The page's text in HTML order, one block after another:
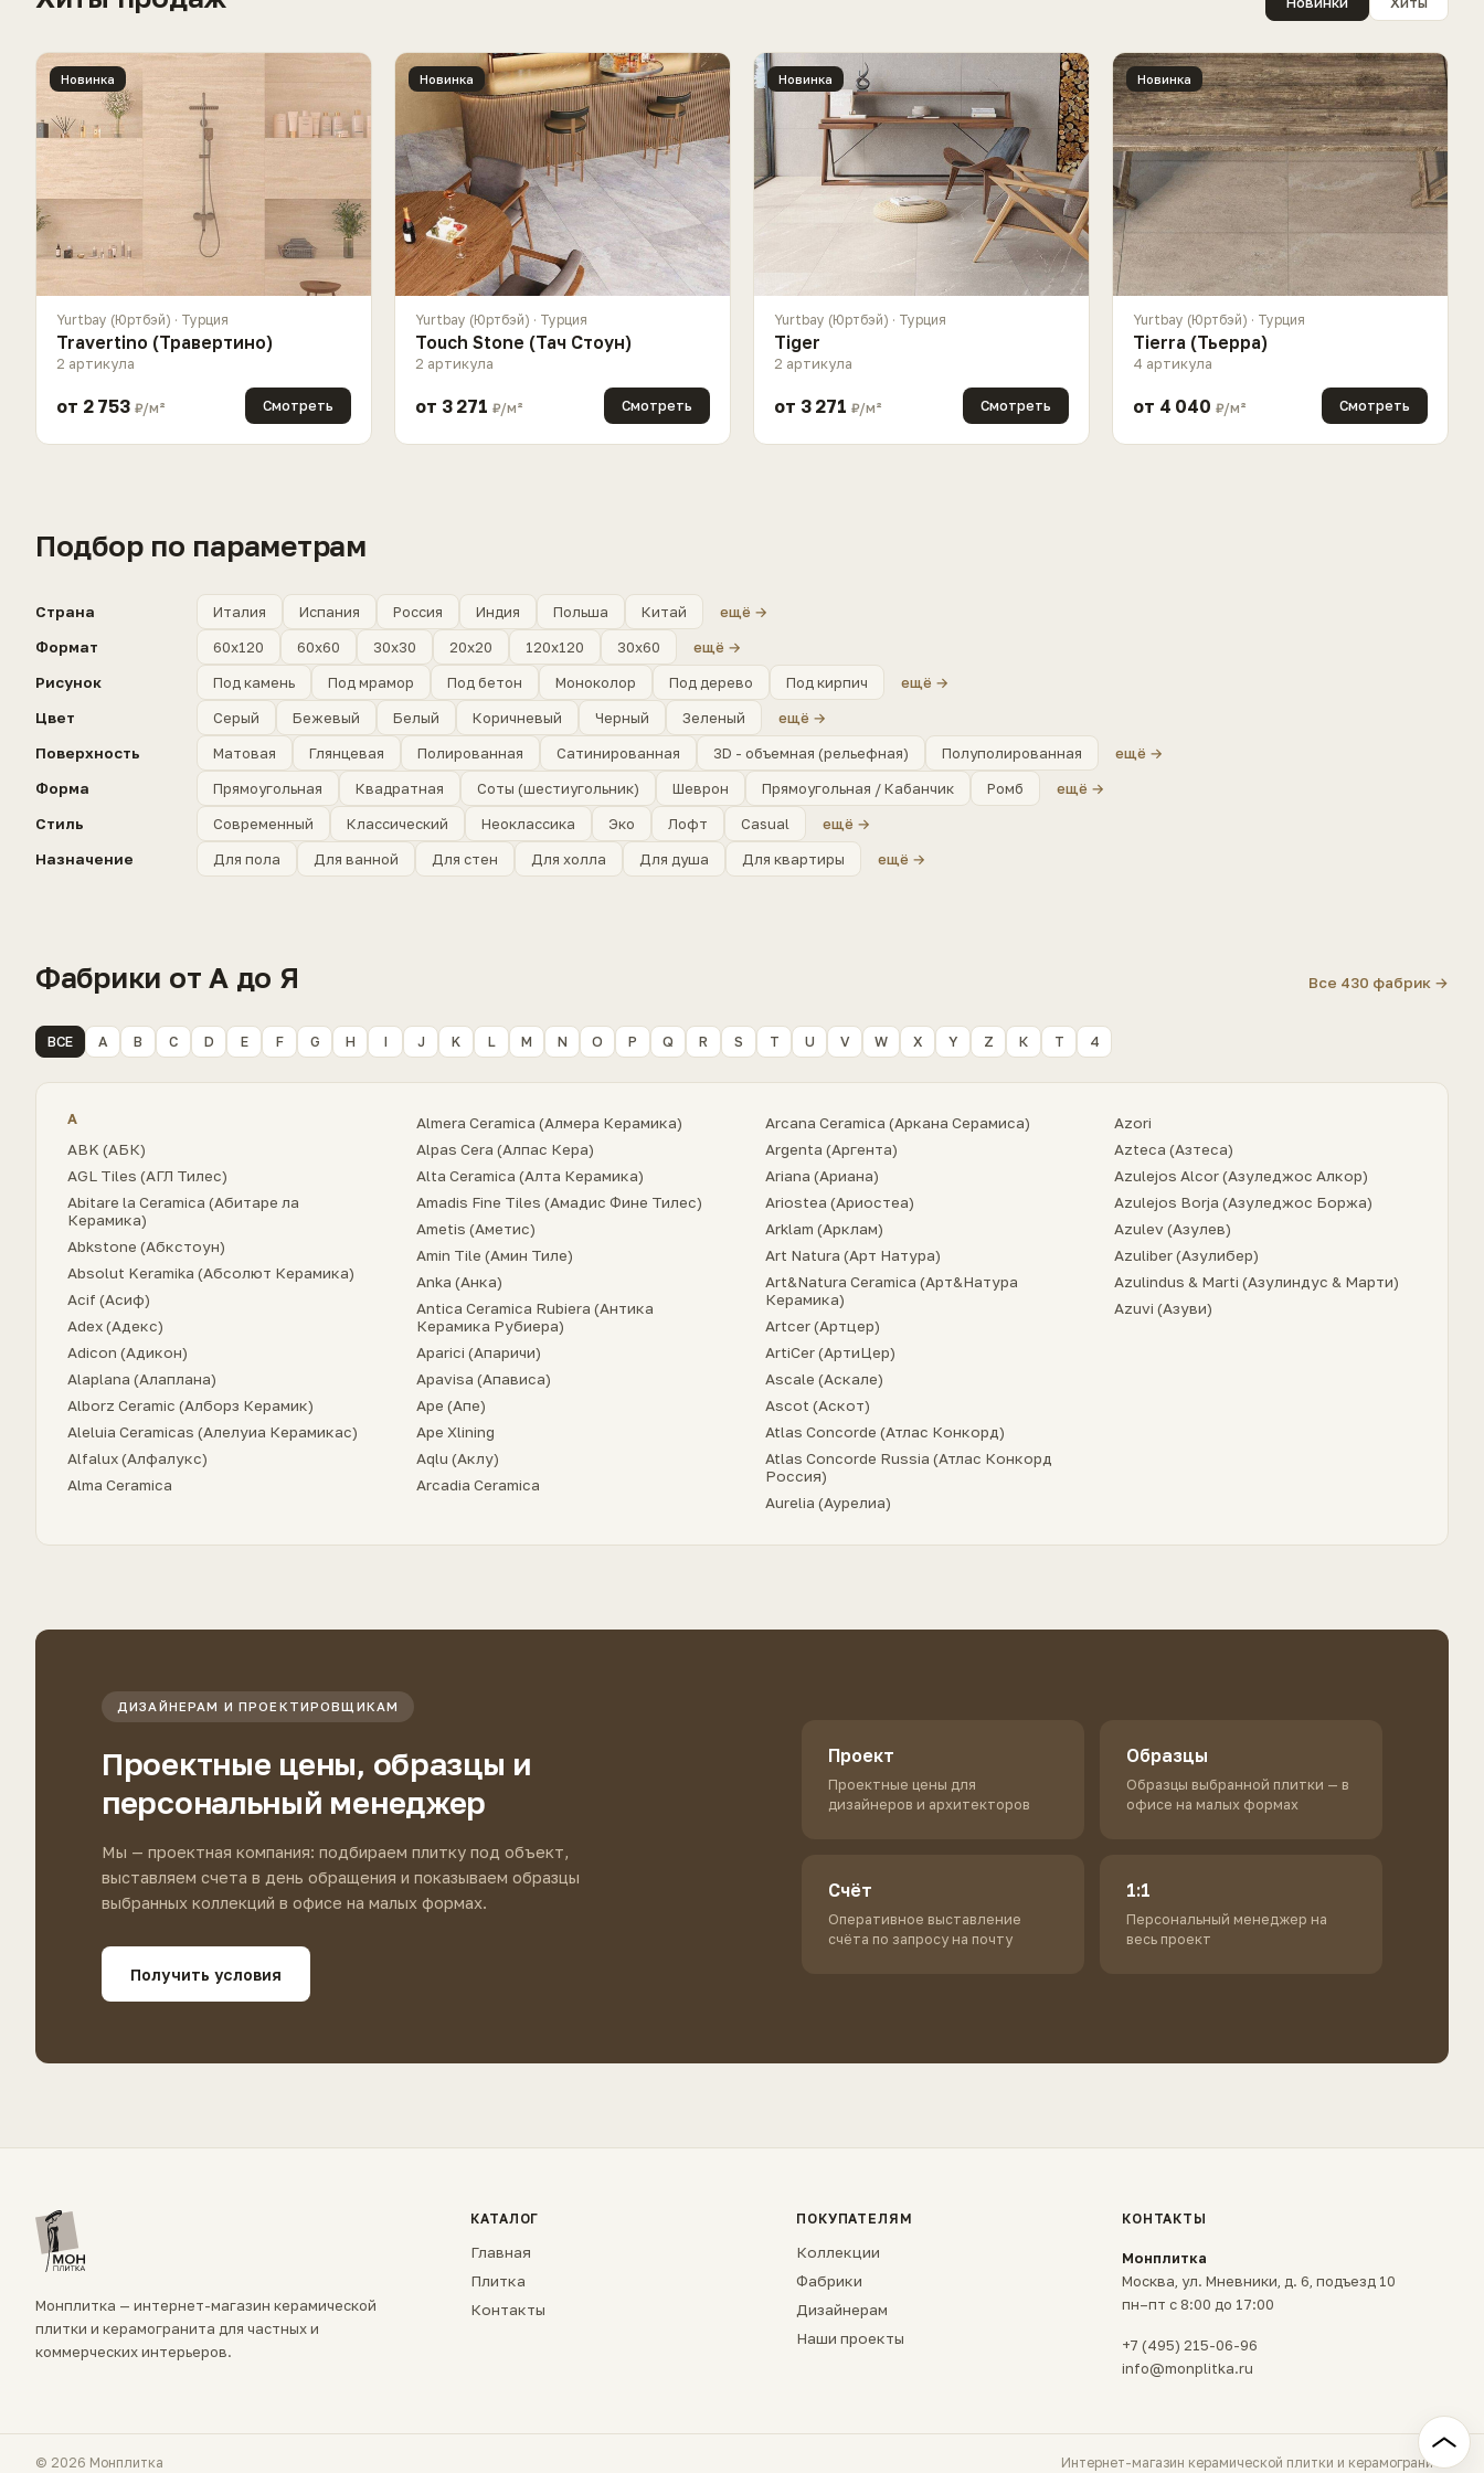
Новинка
Yurtbay (Юртбэй) · Турция
Travertino (Травертино)
2 артикула
от 2 753 ₽/м² Смотреть
Новинка
Yurtbay (Юртбэй) · Турция
Touch Stone (Тач Стоун)
2 артикула
от 3 271 ₽/м² Смотреть
Новинка
Yurtbay (Юртбэй) · Турция
Tiger
2 артикула
от 3 271 ₽/м² Смотреть
Новинка
Yurtbay (Юртбэй) · Турция
Tierra (Тьерра)
4 артикула
от 4 040 ₽/м² Смотреть
Подбор по параметрам
Страна Италия Испания Россия Индия Польша Китай
ещё →
Формат
60x120 60x60 30x30 20x20 120x120 30x60
ещё →
Рисунок
Под камень Под мрамор Под бетон Моноколор Под дерево Под кирпич
ещё →
Цвет
Серый Бежевый Белый Коричневый Черный Зеленый
ещё →
Поверхность
Матовая Глянцевая Полированная Сатинированная 3D - объемная (рельефная) Полуполированная
ещё →
Форма
Прямоугольная Квадратная Соты (шестиугольник) Шеврон Прямоугольная / Кабанчик Ромб
ещё →
Стиль
Современный Классический Неоклассика Эко Лофт Casual
ещё →
Назначение
Для пола Для ванной Для стен Для холла Для душа Для квартиры ещё →
Фабрики от А до Я Все 430 фабрик →
ВСЕ A B C D E F G H I J K L M N O P Q R S T U V W X Y Z К Т 4
A
ABK (АБК)
AGL Tiles (АГЛ Тилес)
Abitare la Ceramica (Абитаре ла
Керамика)
Abkstone (Абкстоун)
Absolut Keramika (Абсолют Керамика)
Acif (Асиф)
Adex (Адекс)
Adicon (Адикон)
Alaplana (Алаплана)
Alborz Ceramic (Алборз Керамик)
Aleluia Ceramicas (Алелуиа Керамикас)
Alfalux (Алфалукс)
Alma Ceramica
Almera Ceramica (Алмера Керамика)
Alpas Cera (Алпас Кера)
Alta Ceramica (Алта Керамика)
Amadis Fine Tiles (Амадис Фине Тилес)
Ametis (Аметис)
Amin Tile (Амин Тиле)
Anka (Анка)
Antica Ceramica Rubiera (Антика
Керамика Рубиера)
Aparici (Апаричи)
Apavisa (Апависа)
Ape (Апе)
Ape Xlining
Aqlu (Аклу)
Arcadia Ceramica
Arcana Ceramica (Аркана Серамиса)
Argenta (Аргента)
Ariana (Ариана)
Ariostea (Ариостеа)
Arklam (Арклам)
Art Natura (Арт Натура)
Art&Natura Ceramica (Арт&Натура
Керамика)
Artcer (Артцер)
ArtiCer (АртиЦер)
Ascale (Аскале)
Ascot (Аскот)
Atlas Concorde (Атлас Конкорд)
Atlas Concorde Russia (Атлас Конкорд
Россия)
Aurelia (Аурелиа)
Azori
Azteca (Азтеса)
Azulejos Alcor (Азуледжос Алкор)
Azulejos Borja (Азуледжос Боржа)
Azulev (Азулев)
Azuliber (Азулибер)
Azulindus & Marti (Азулиндус & Марти)
Azuvi (Азуви)
ДИЗАЙНЕРАМ И ПРОЕКТИРОВЩИКАМ
Проектные цены, образцы и
персональный менеджер
Мы — проектная компания: подбираем плитку под объект,
выставляем счета в день обращения и показываем образцы
выбранных коллекций в офисе на малых формах.
Получить условия
Проект
Проектные цены для
дизайнеров и архитекторов
Образцы
Образцы выбранной плитки — в
офисе на малых формах
Счёт
Оперативное выставление
счёта по запросу на почту
1:1
Персональный менеджер на
весь проект
Монплитка — интернет-магазин керамической
плитки и керамогранита для частных и
коммерческих интерьеров.
КАТАЛОГ
Главная
Плитка
Контакты
ПОКУПАТЕЛЯМ
Коллекции
Фабрики
Дизайнерам
Наши проекты
КОНТАКТЫ
Монплитка
Москва, ул. Мневники, д. 6, подъезд 10
пн–пт с 8:00 до 17:00
+7 (495) 215-06-96
info@monplitka.ru
© 2026 Монплитка Интернет-магазин керамической плитки и керамогранита